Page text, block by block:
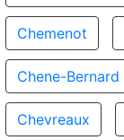
Chemenot
Chene-Bernard
Chevreaux